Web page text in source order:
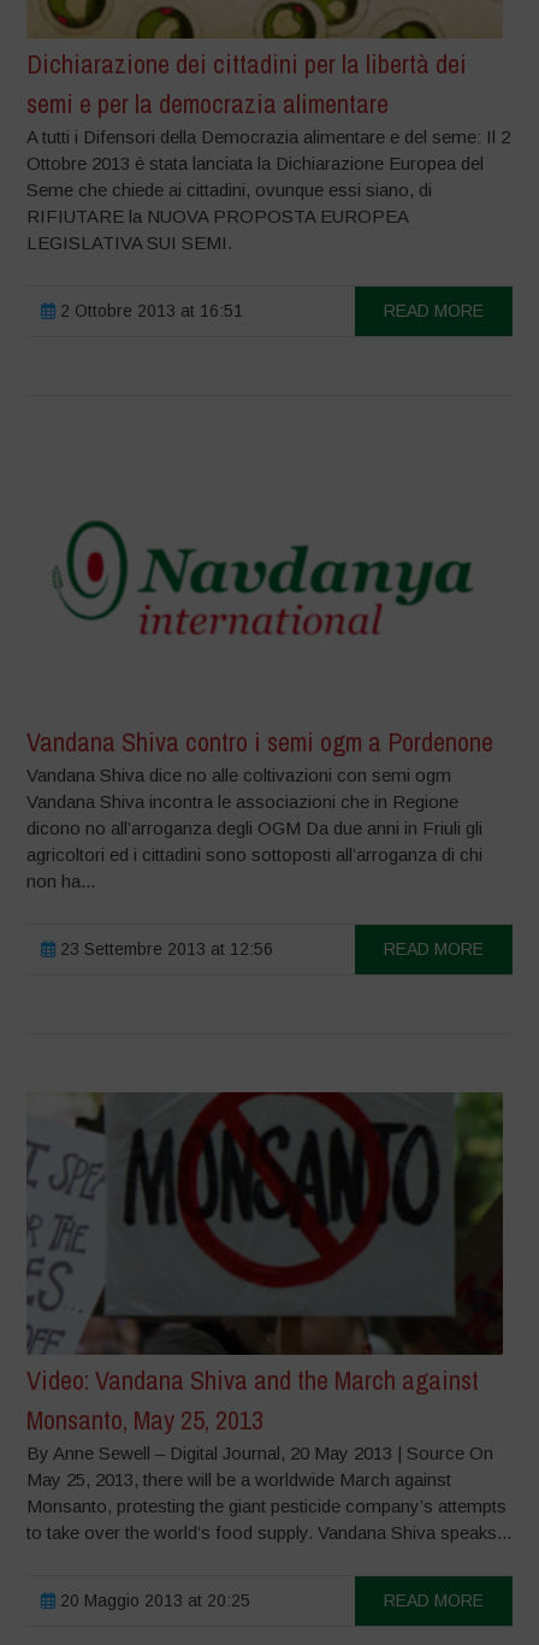
Dichiarazione dei cittadini per la libertà dei
semi e per la democrazia alimentare
A tutti i Difensori della Democrazia alimentare e del seme: Il 2
Ottobre 2013 è stata lanciata la Dichiarazione Europea del
Seme che chiede ai cittadini, ovunque essi siano, di
RIFIUTARE la NUOVA PROPOSTA EUROPEA
LEGISLATIVA SUI SEMI.
2 Ottobre 2013 at 16:51 READ MORE
Vandana Shiva contro i semi ogm a Pordenone
Vandana Shiva dice no alle coltivazioni con semi ogm
Vandana Shiva incontra le associazioni che in Regione
dicono no all’arroganza degli OGM Da due anni in Friuli gli
agricoltori ed i cittadini sono sottoposti all’arroganza di chi
non ha...
23 Settembre 2013 at 12:56 READ MORE
Video: Vandana Shiva and the March against
Monsanto, May 25, 2013
By Anne Sewell – Digital Journal, 20 May 2013 | Source On
May 25, 2013, there will be a worldwide March against
Monsanto, protesting the giant pesticide company’s attempts
to take over the world’s food supply. Vandana Shiva speaks...
20 Maggio 2013 at 20:25 READ MORE